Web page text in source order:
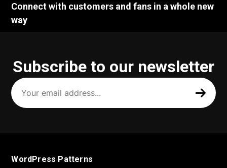
Connect with customers and fans in a whole new
way
Subscribe to our newsletter
Your
email
address
(Required)
WordPress Patterns